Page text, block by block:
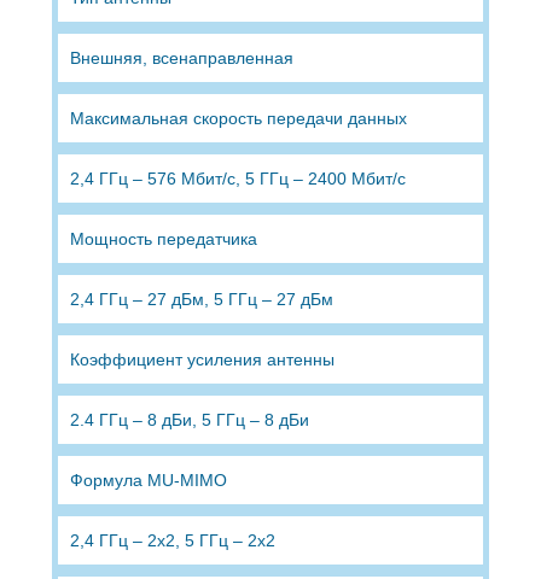
Внешняя, всенаправленная
Максимальная скорость передачи данных
2,4 ГГц – 576 Мбит/с, 5 ГГц – 2400 Мбит/с
Мощность передатчика
2,4 ГГц – 27 дБм, 5 ГГц – 27 дБм
Коэффициент усиления антенны
2.4 ГГц – 8 дБи, 5 ГГц – 8 дБи
Формула MU-MIMO
2,4 ГГц – 2x2, 5 ГГц – 2x2